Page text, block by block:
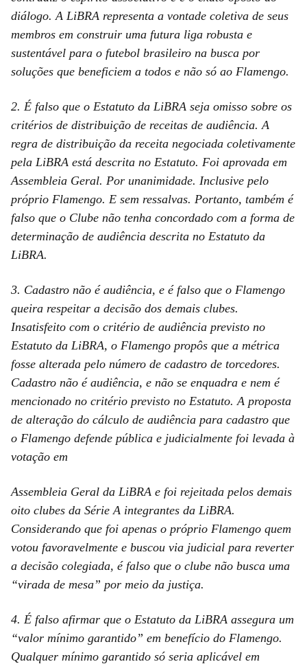
diálogo. A LiBRA representa a vontade coletiva de seus
membros em construir uma futura liga robusta e
sustentável para o futebol brasileiro na busca por
soluções que beneficiem a todos e não só ao Flamengo.
2. É falso que o Estatuto da LiBRA seja omisso sobre os
critérios de distribuição de receitas de audiência. A
regra de distribuição da receita negociada coletivamente
pela LiBRA está descrita no Estatuto. Foi aprovada em
Assembleia Geral. Por unanimidade. Inclusive pelo
próprio Flamengo. E sem ressalvas. Portanto, também é
falso que o Clube não tenha concordado com a forma de
determinação de audiência descrita no Estatuto da
LiBRA.
3. Cadastro não é audiência, e é falso que o Flamengo
queira respeitar a decisão dos demais clubes.
Insatisfeito com o critério de audiência previsto no
Estatuto da LiBRA, o Flamengo propôs que a métrica
fosse alterada pelo número de cadastro de torcedores.
Cadastro não é audiência, e não se enquadra e nem é
mencionado no critério previsto no Estatuto. A proposta
de alteração do cálculo de audiência para cadastro que
o Flamengo defende pública e judicialmente foi levada à
votação em
Assembleia Geral da LiBRA e foi rejeitada pelos demais
oito clubes da Série A integrantes da LiBRA.
Considerando que foi apenas o próprio Flamengo quem
votou favoravelmente e buscou via judicial para reverter
a decisão colegiada, é falso que o clube não busca uma
“virada de mesa” por meio da justiça.
4. É falso afirmar que o Estatuto da LiBRA assegura um
“valor mínimo garantido” em benefício do Flamengo.
Qualquer mínimo garantido só seria aplicável em